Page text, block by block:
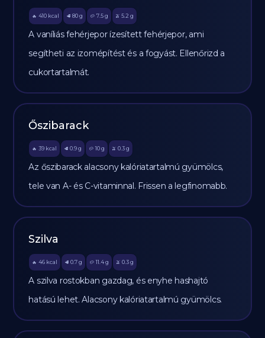
🔥 410 kcal 🥩 80 g 🥔 7.5g 🫒 5.2 g
A vaníliás fehérjepor ízesített fehérjepor, ami
segítheti az izomépítést és a fogyást. Ellenőrizd a
cukortartalmát.
Őszibarack
🔥 39 kcal 🥩 0.9 g 🥔 10g 🫒 0.3 g
Az őszibarack alacsony kalóriatartalmú gyümölcs,
tele van A- és C-vitaminnal. Frissen a legfinomabb.
Szilva
🔥 46 kcal 🥩 0.7 g 🥔 11.4g 🫒 0.3 g
A szilva rostokban gazdag, és enyhe hashajtó
hatású lehet. Alacsony kalóriatartalmú gyümölcs.